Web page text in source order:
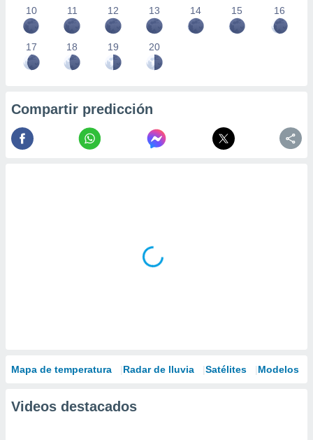
10 11 12 13 14 15 16
17 18 19 20
Compartir predicción
Mapa de temperatura Radar de lluvia Satélites Modelos
Videos destacados